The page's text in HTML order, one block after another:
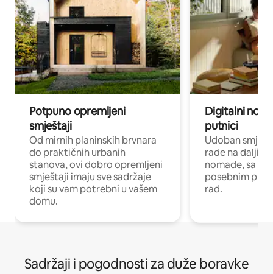
Potpuno opremljeni
smještaji
Od mirnih planinskih brvnara
do praktičnih urbanih
stanova, ovi dobro opremljeni
smještaji imaju sve sadržaje
koji su vam potrebni u vašem
domu.
Digitalni
putnici
Udoban
rade na
nomade, sa
posebnim
rad.
Sadržaji i pogodnosti za duže boravke